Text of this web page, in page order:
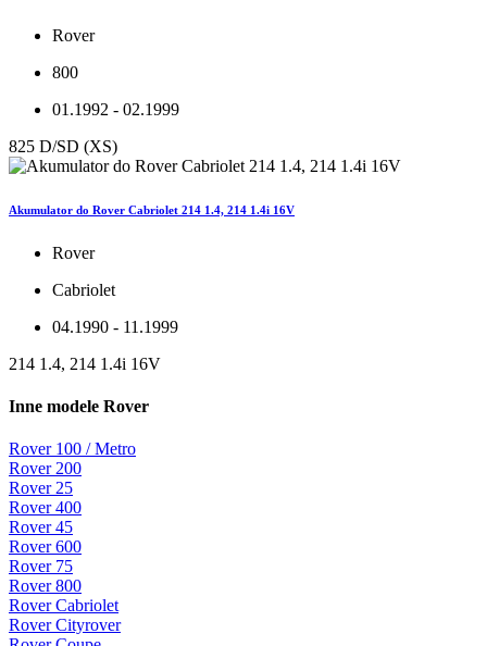
Rover
800
01.1992 - 02.1999
825 D/SD (XS)
Akumulator do Rover Cabriolet 214 1.4, 214 1.4i 16V
Rover
Cabriolet
04.1990 - 11.1999
214 1.4, 214 1.4i 16V
Inne modele Rover
Rover 100 / Metro
Rover 200
Rover 25
Rover 400
Rover 45
Rover 600
Rover 75
Rover 800
Rover Cabriolet
Rover Cityrover